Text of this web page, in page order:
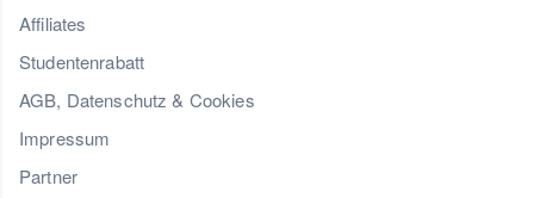
Affiliates
Studentenrabatt
AGB, Datenschutz & Cookies
Impressum
Partner